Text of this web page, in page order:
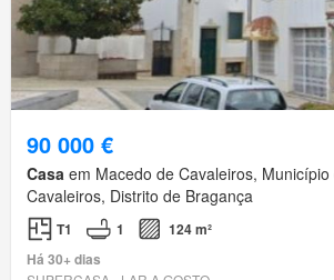
90 000 €
Casa em Macedo de Cavaleiros,
Cavaleiros, Distrito de Bragança
T1 1
124 m²
Há 30+ dias